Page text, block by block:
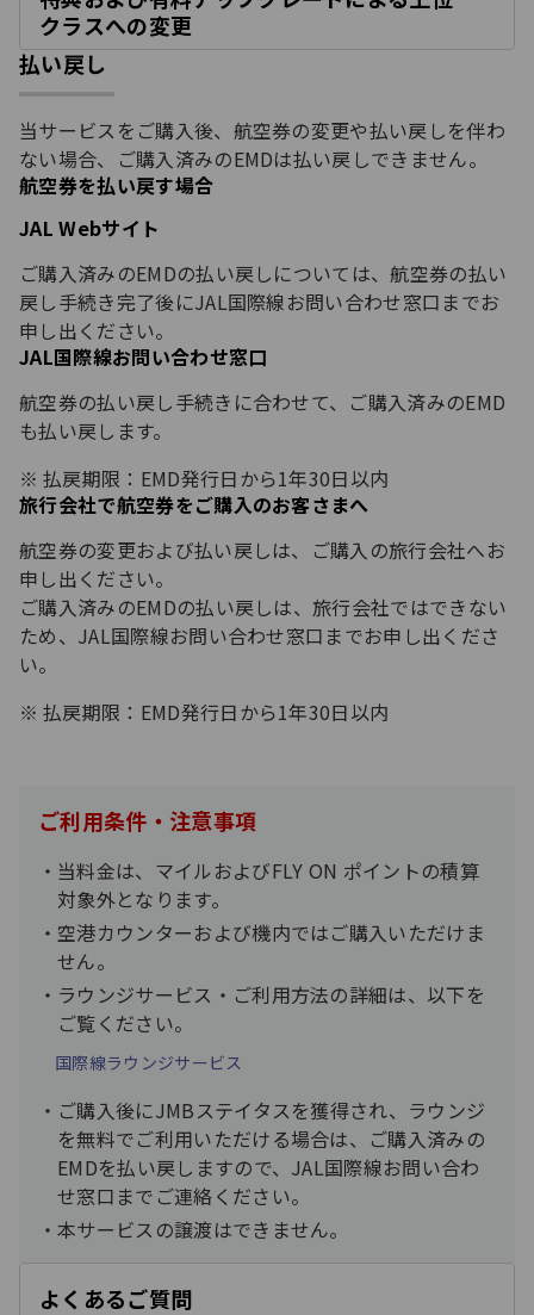
クラスへの変更
く
払い戻し
当サービスをご購入後、航空券の変更や払い戻しを伴わ
ない場合、ご購入済みのEMDは払い戻しできません。
航空券を払い戻す場合
JAL Webサイト
ご購入済みのEMDの払い戻しについては、航空券の払い
戻し手続き完了後にJAL国際線お問い合わせ窓口までお
申し出ください。
JAL国際線お問い合わせ窓口
航空券の払い戻し手続きに合わせて、ご購入済みのEMD
も払い戻します。
払戻期限：EMD発行日から1年30日以内
旅行会社で航空券をご購入のお客さまへ
航空券の変更および払い戻しは、ご購入の旅行会社へお
申し出ください。
ご購入済みのEMDの払い戻しは、旅行会社ではできない
ため、JAL国際線お問い合わせ窓口までお申し出くださ
い。
払戻期限：EMD発行日から1年30日以内
ご利用条件・注意事項
当料金は、マイルおよびFLY ON ポイントの積算
対象外となります。
空港カウンターおよび機内ではご購入いただけま
せん。
ラウンジサービス・ご利用方法の詳細は、以下を
ご覧ください。
国際線ラ​ウンジサービス
ご購入後にJMBステイタスを獲得され、ラウンジ
を無料でご利用いただける場合は、ご購入済みの
EMDを払い戻しますので、JAL国際線お問い合わ
せ窓口までご連絡ください。
本サービスの譲渡はできません。​
よくあるご質問